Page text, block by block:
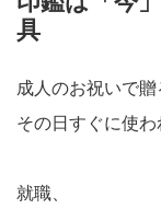
具
成人のお祝いで贈
その日すぐに使わ
就職、